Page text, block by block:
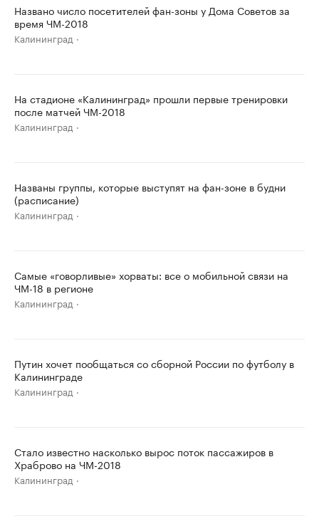
Названо число посетителей фан-зоны у Дома Советов за
время ЧМ-2018
Калининград
На стадионе «Калининград» прошли первые тренировки
после матчей ЧМ-2018
Калининград
Названы группы, которые выступят на фан-зоне в будни
(расписание)
Калининград
Самые «говорливые» хорваты: все о мобильной связи на
ЧМ-18 в регионе
Калининград
Путин хочет пообщаться со сборной России по футболу в
Калининграде
Калининград
Стало известно насколько вырос поток пассажиров в
Храброво на ЧМ-2018
Калининград